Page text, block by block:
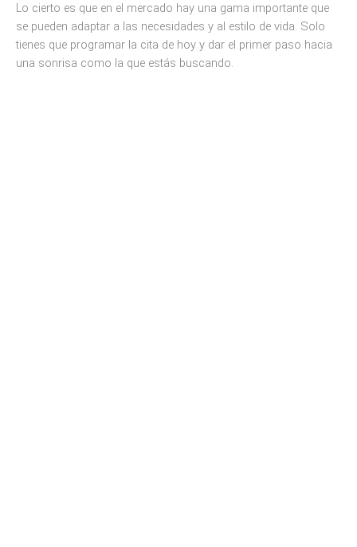
Lo cierto es que en el mercado hay una gama importante que
se pueden adaptar a las necesidades y al estilo de vida. Solo
tienes que programar la cita de hoy y dar el primer paso hacia
una sonrisa como la que estás buscando.